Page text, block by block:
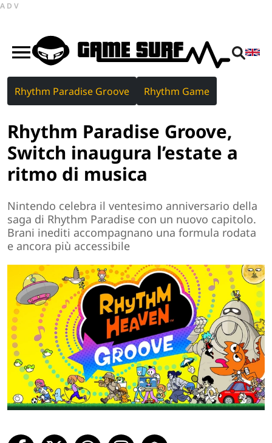
ADV
Rhythm Paradise Groove Rhythm Game
Rhythm Paradise Groove,
Switch inaugura l’estate a
ritmo di musica
Nintendo celebra il ventesimo anniversario della
saga di Rhythm Paradise con un nuovo capitolo.
Brani inediti accompagnano una formula rodata
e ancora più accessibile